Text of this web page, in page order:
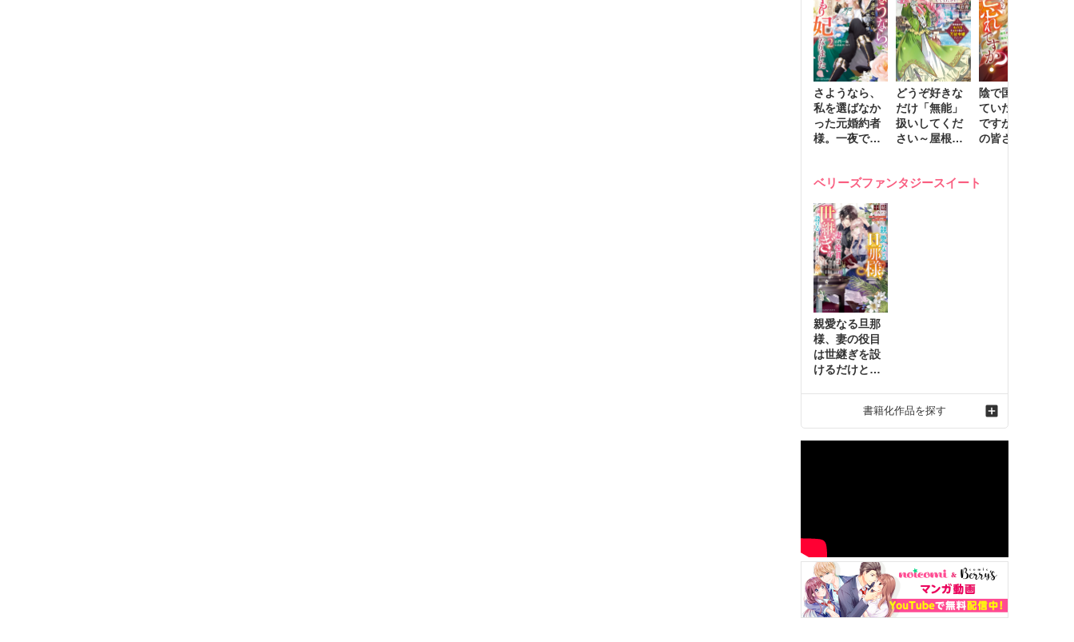
さようなら、
私を選ばなか
った元婚約者
様。一夜で大
ました２
どうぞ好きな
だけ「無能」
扱いしてくだ
さい～屋根裏
動かす万能令
陰で国を支え
ていたのは私
ですが、王家
の皆さんお忘
れ才女の辺境
ベリーズファンタジースイート
親愛なる旦那
様、妻の役目
は世継ぎを設
けるだけと聞
れ才女の幸せ
な結婚～2
書籍化作品を探す